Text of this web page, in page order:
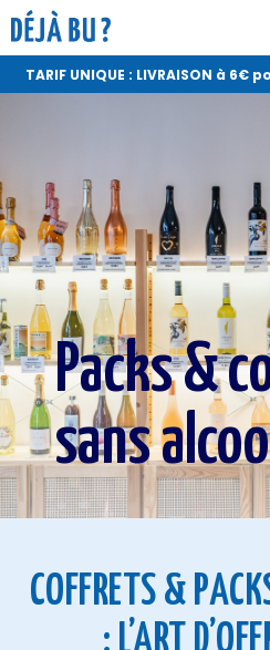
TARIF UNIQUE : LIVRAISON à
Packs &
sans
COFFRETS &
: L’ART